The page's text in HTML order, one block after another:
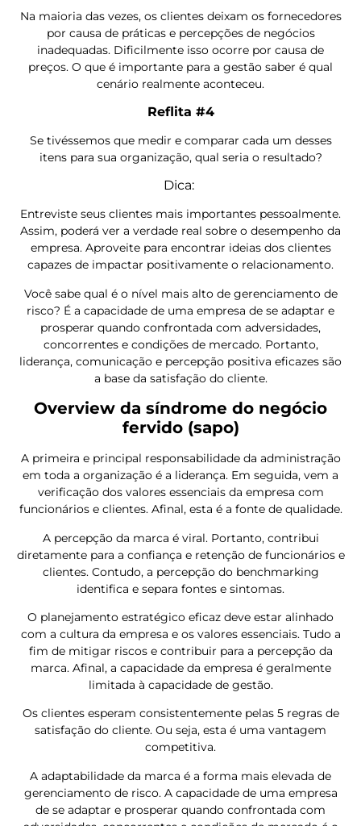
Na maioria das vezes, os clientes deixam os fornecedores
por causa de práticas e percepções de negócios
inadequadas. Dificilmente isso ocorre por causa de
preços. O que é importante para a gestão saber é qual
cenário realmente aconteceu.
Reflita #4
Se tivéssemos que medir e comparar cada um desses
itens para sua organização, qual seria o resultado?
Dica:
Entreviste seus clientes mais importantes pessoalmente.
Assim, poderá ver a verdade real sobre o desempenho da
empresa. Aproveite para encontrar ideias dos clientes
capazes de impactar positivamente o relacionamento.
Você sabe qual é o nível mais alto de gerenciamento de
risco? É a capacidade de uma empresa de se adaptar e
prosperar quando confrontada com adversidades,
concorrentes e condições de mercado. Portanto,
liderança, comunicação e percepção positiva eficazes são
a base da satisfação do cliente.
Overview da síndrome do negócio
fervido (sapo)
A primeira e principal responsabilidade da administração
em toda a organização é a liderança. Em seguida, vem a
verificação dos valores essenciais da empresa com
funcionários e clientes. Afinal, esta é a fonte de qualidade.
A percepção da marca é viral. Portanto, contribui
diretamente para a confiança e retenção de funcionários e
clientes. Contudo, a percepção do benchmarking
identifica e separa fontes e sintomas.
O planejamento estratégico eficaz deve estar alinhado
com a cultura da empresa e os valores essenciais. Tudo a
fim de mitigar riscos e contribuir para a percepção da
marca. Afinal, a capacidade da empresa é geralmente
limitada à capacidade de gestão.
Os clientes esperam consistentemente pelas 5 regras de
satisfação do cliente. Ou seja, esta é uma vantagem
competitiva.
A adaptabilidade da marca é a forma mais elevada de
gerenciamento de risco. A capacidade de uma empresa
de se adaptar e prosperar quando confrontada com